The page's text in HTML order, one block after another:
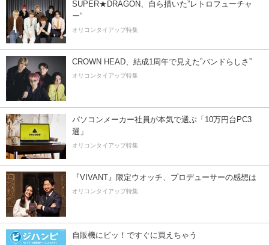
SUPER★DRAGON、自ら描いた”レトロフューチャ
ー”
オリコンタイアップ特集
CROWN HEAD、結成1周年で見えた”バンドらしさ”
オリコンタイアップ特集
パソコンメーカー社員が本気で選ぶ「10万円台PC3
選」
オリコンタイアップ特集
『VIVANT』限定ウオッチ、プロデューサーの感想は
オリコンタイアップ特集
自販機にピッ！ですぐに買えちゃう